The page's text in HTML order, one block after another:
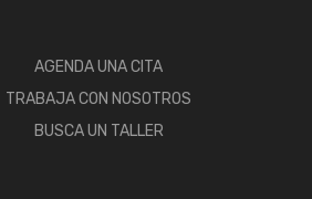
AGENDA UNA CITA
TRABAJA CON NOSOTROS
BUSCA UN TALLER